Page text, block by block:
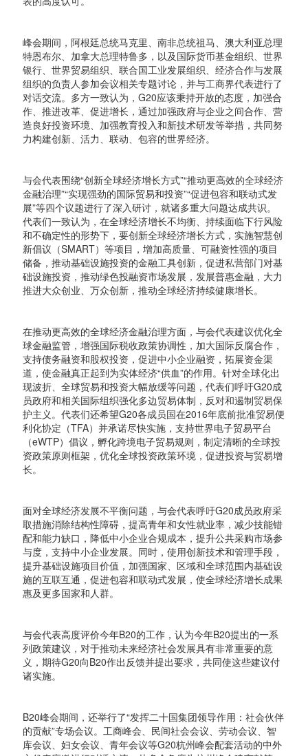
峰会期间，阿根廷总统马克里、南非总统祖马、澳大利亚总理
特恩布尔、加拿大总理特鲁多，以及国际货币基金组织、世界
银行、世界贸易组织、联合国工业发展组织、经济合作与发展
组织的负责人参加会议相关专题讨论，并与工商界代表进行了
对话交流。多方一致认为，G20应该秉持开放的态度，加强合
作、推进改革、促进增长，通过加强政府与企业之间合作、营
造良好投资环境、加强教育投入和新技术研发等举措，共同努
力构建创新、活力、联动、包容的世界经济。
与会代表围绕“创新全球经济增长方式”“推动更高效的全球经济
金融治理”“实现强劲的国际贸易和投资”“促进包容和联动式发
展”等四个议题进行了深入研讨，就诸多重大问题达成共识。
代表们一致认为，在全球经济增长不均衡、持续面临下行风险
和不确定性的形势下，要创新全球经济增长方式，实施智慧创
新倡议（SMART）等项目，增加高质量、可融资性强的项目
储备，推动基础设施投资的金融工具创新，促进私营部门对基
础设施投资，推动绿色投融资市场发展，发展普惠金融，大力
推进大众创业、万众创新，推动全球经济持续健康增长。
在推动更高效的全球经济金融治理方面，与会代表建议优化全
球金融监管，增强国际税收政策协调性，加大国际反腐合作，
支持债务融资和股权投资，促进中小企业融资，拓展资金渠
道，使金融真正起到为实体经济“供血”的作用。针对全球化出
现波折、全球贸易和投资大幅放缓等问题，代表们呼吁G20成
员政府和相关国际组织强化多边贸易体制，反对和遏制贸易保
护主义。代表们还希望G20各成员国在2016年底前批准贸易便
利化协定（TFA）并承诺尽快实施，支持世界电子贸易平台
（eWTP）倡议，孵化跨境电子贸易规则，制定清晰的全球投
资政策原则框架，优化全球投资政策环境，促进投资与贸易增
长。
面对全球经济发展不平衡问题，与会代表呼吁G20成员政府采
取措施消除结构性障碍，提高青年和女性就业率，减少技能错
配和能力缺口，降低中小企业合规成本，提升公共采购市场参
与度，支持中小企业发展。同时，使用创新技术和管理手段，
提升基础设施项目价值，加强国家、区域和全球范围内基础设
施的互联互通，促进包容和联动式发展，使全球经济增长成果
惠及更多国家和人群。
与会代表高度评价今年B20的工作，认为今年B20提出的一系
列政策建议，对于推动未来经济社会发展具有非常重要的意
义，期待G20向B20作出反馈并提出要求，共同使这些建议付
诸实施。
B20峰会期间，还举行了“发挥二十国集团领导作用：社会伙伴
的贡献”专场会议。工商峰会、民间社会会议、劳动会议、智
库会议、妇女会议、青年会议等G20杭州峰会配套活动的中外